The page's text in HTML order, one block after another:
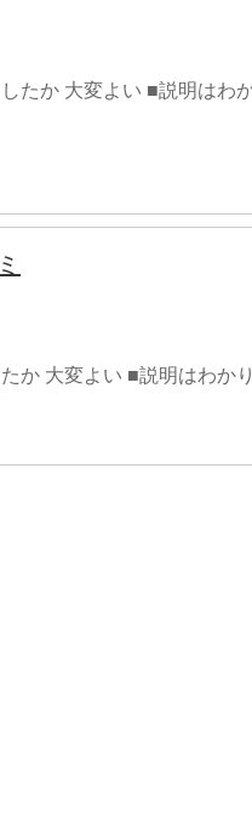
たか 大変よい ■説明はわ
か 大変よい ■説明はわか